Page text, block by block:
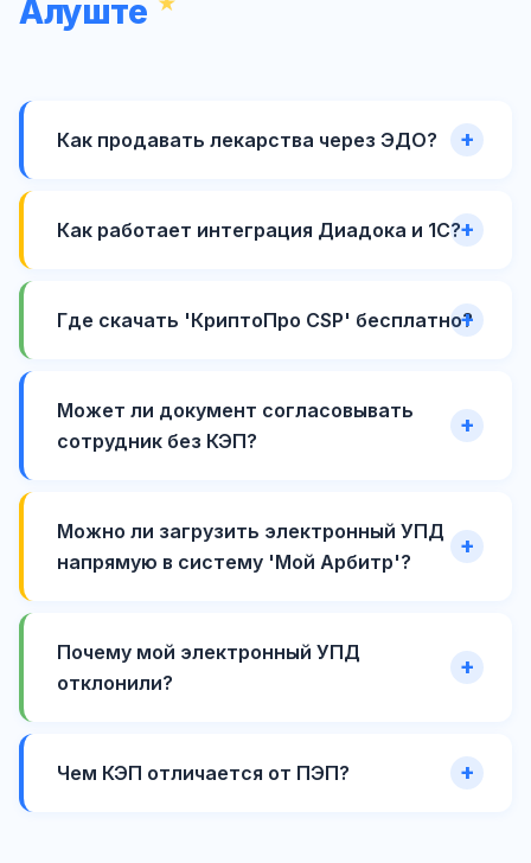
Алуште
Как продавать лекарства через ЭДО?
Как работает интеграция Диадока и 1С?
Где скачать 'КриптоПро CSP' бесплатно?
Может ли документ согласовывать
сотрудник без КЭП?
Можно ли загрузить электронный УПД
напрямую в систему 'Мой Арбитр'?
Почему мой электронный УПД
отклонили?
Чем КЭП отличается от ПЭП?